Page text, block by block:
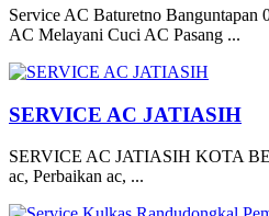
Service AC Baturetno Banguntapan
AC Melayani Cuci AC Pasang ...
SERVICE AC JATIASIH
SERVICE AC JATIASIH KOTA
ac, Perbaikan ac, ...